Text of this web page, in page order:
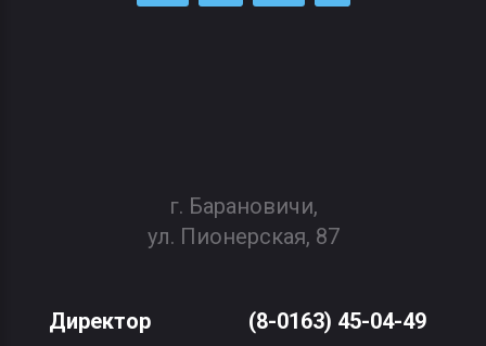
г. Барановичи,
ул. Пионерская, 87
Директор (8-0163) 45-04-49